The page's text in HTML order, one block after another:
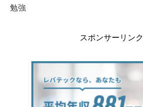
勉強
スポンサーリンク